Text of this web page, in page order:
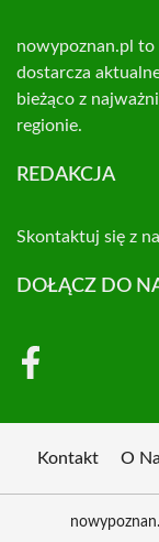
nowypoznan.pl
dostarcza
bieżąco z
regionie.
REDAKCJA
Skontaktuj się z
DOŁĄCZ DO
Kontakt O